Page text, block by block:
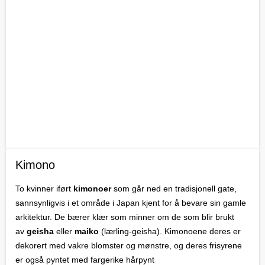
Kimono
To kvinner iført kimonoersom går ned en tradisjonell gate,
sannsynligvis i et område i Japan kjent for å bevare sin gamle
arkitektur. De bærer klær som minner om de som blir brukt
av geisha eller maiko (lærling-geisha). Kimonoene deres er
dekorert med vakre blomster og mønstre, og deres frisyrene
er også pyntet med fargerike hårpynt